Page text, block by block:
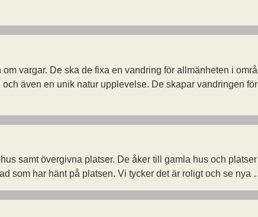
vargar. De ska de fixa en vandring för allmänheten i
även en unik natur upplevelse. De skapar vandringen
samt övergivna platser. De åker till gamla hus och
som har hänt på platsen. Vi tycker det är roligt och se nya